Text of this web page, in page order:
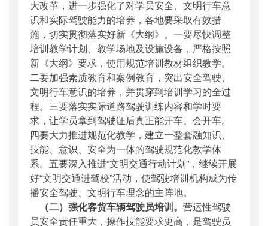
大改革，进一步强化了对学员安全、文明行车意
识和实际驾驶能力的培养，各地要采取有效措
施，切实贯彻落实好新《大纲》。一要尽快调整
培训教学计划、教学场地及设施设备，严格按照
新《大纲》要求，使用规范培训教材组织教学。
二要加强素质教育和案例教育，突出安全驾驶、
文明行车意识的培养，并贯穿到培训学习的全过
程。三要落实实际道路驾驶训练内容和学时要
求，让学员拿到驾驶证后真正能开车、会开车。
四要大力推进规范化教学，建立一整套融知识、
技能、意识、安全为一体的驾驶规范化教学体
系。五要深入推进“文明交通行动计划”，继续开展
好“文明交通进驾校”活动，使驾驶培训机构成为传
播安全驾驶、文明行车理念的主阵地。
（二）强化客货车辆驾驶员培训。 营运性驾驶
员安全责任重大，操作技能要求更高，是驾驶员